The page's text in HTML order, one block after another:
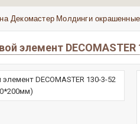
Декомастер Молдинги
элемент